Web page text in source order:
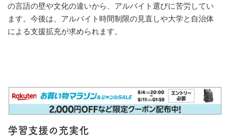
の言語の壁や文化の違いから、アルバイト選びに苦労してい
ます。今後は、アルバイト時間制限の見直しや大学と自治体
による支援拡充が求められます。
学習支援の充実化